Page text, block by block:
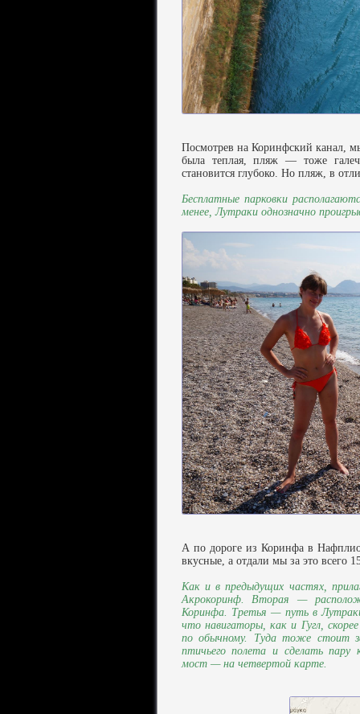
Посмотрев на Коринфский канал,
была теплая, пляж — тоже
становится глубоко. Но пляж, в
Бесплатные парковки
менее, Лутраки однозначно
А по дороге из Коринфа в
вкусные, а отдали мы за это всего
Как и в предыдущих частях,
Акрокоринф. Вторая —
Коринфа. Третья — путь в
что навигаторы, как и Гугл,
по обычному. Туда тоже стоит
птичьего полета и сделать
мост — на четвертой карте.